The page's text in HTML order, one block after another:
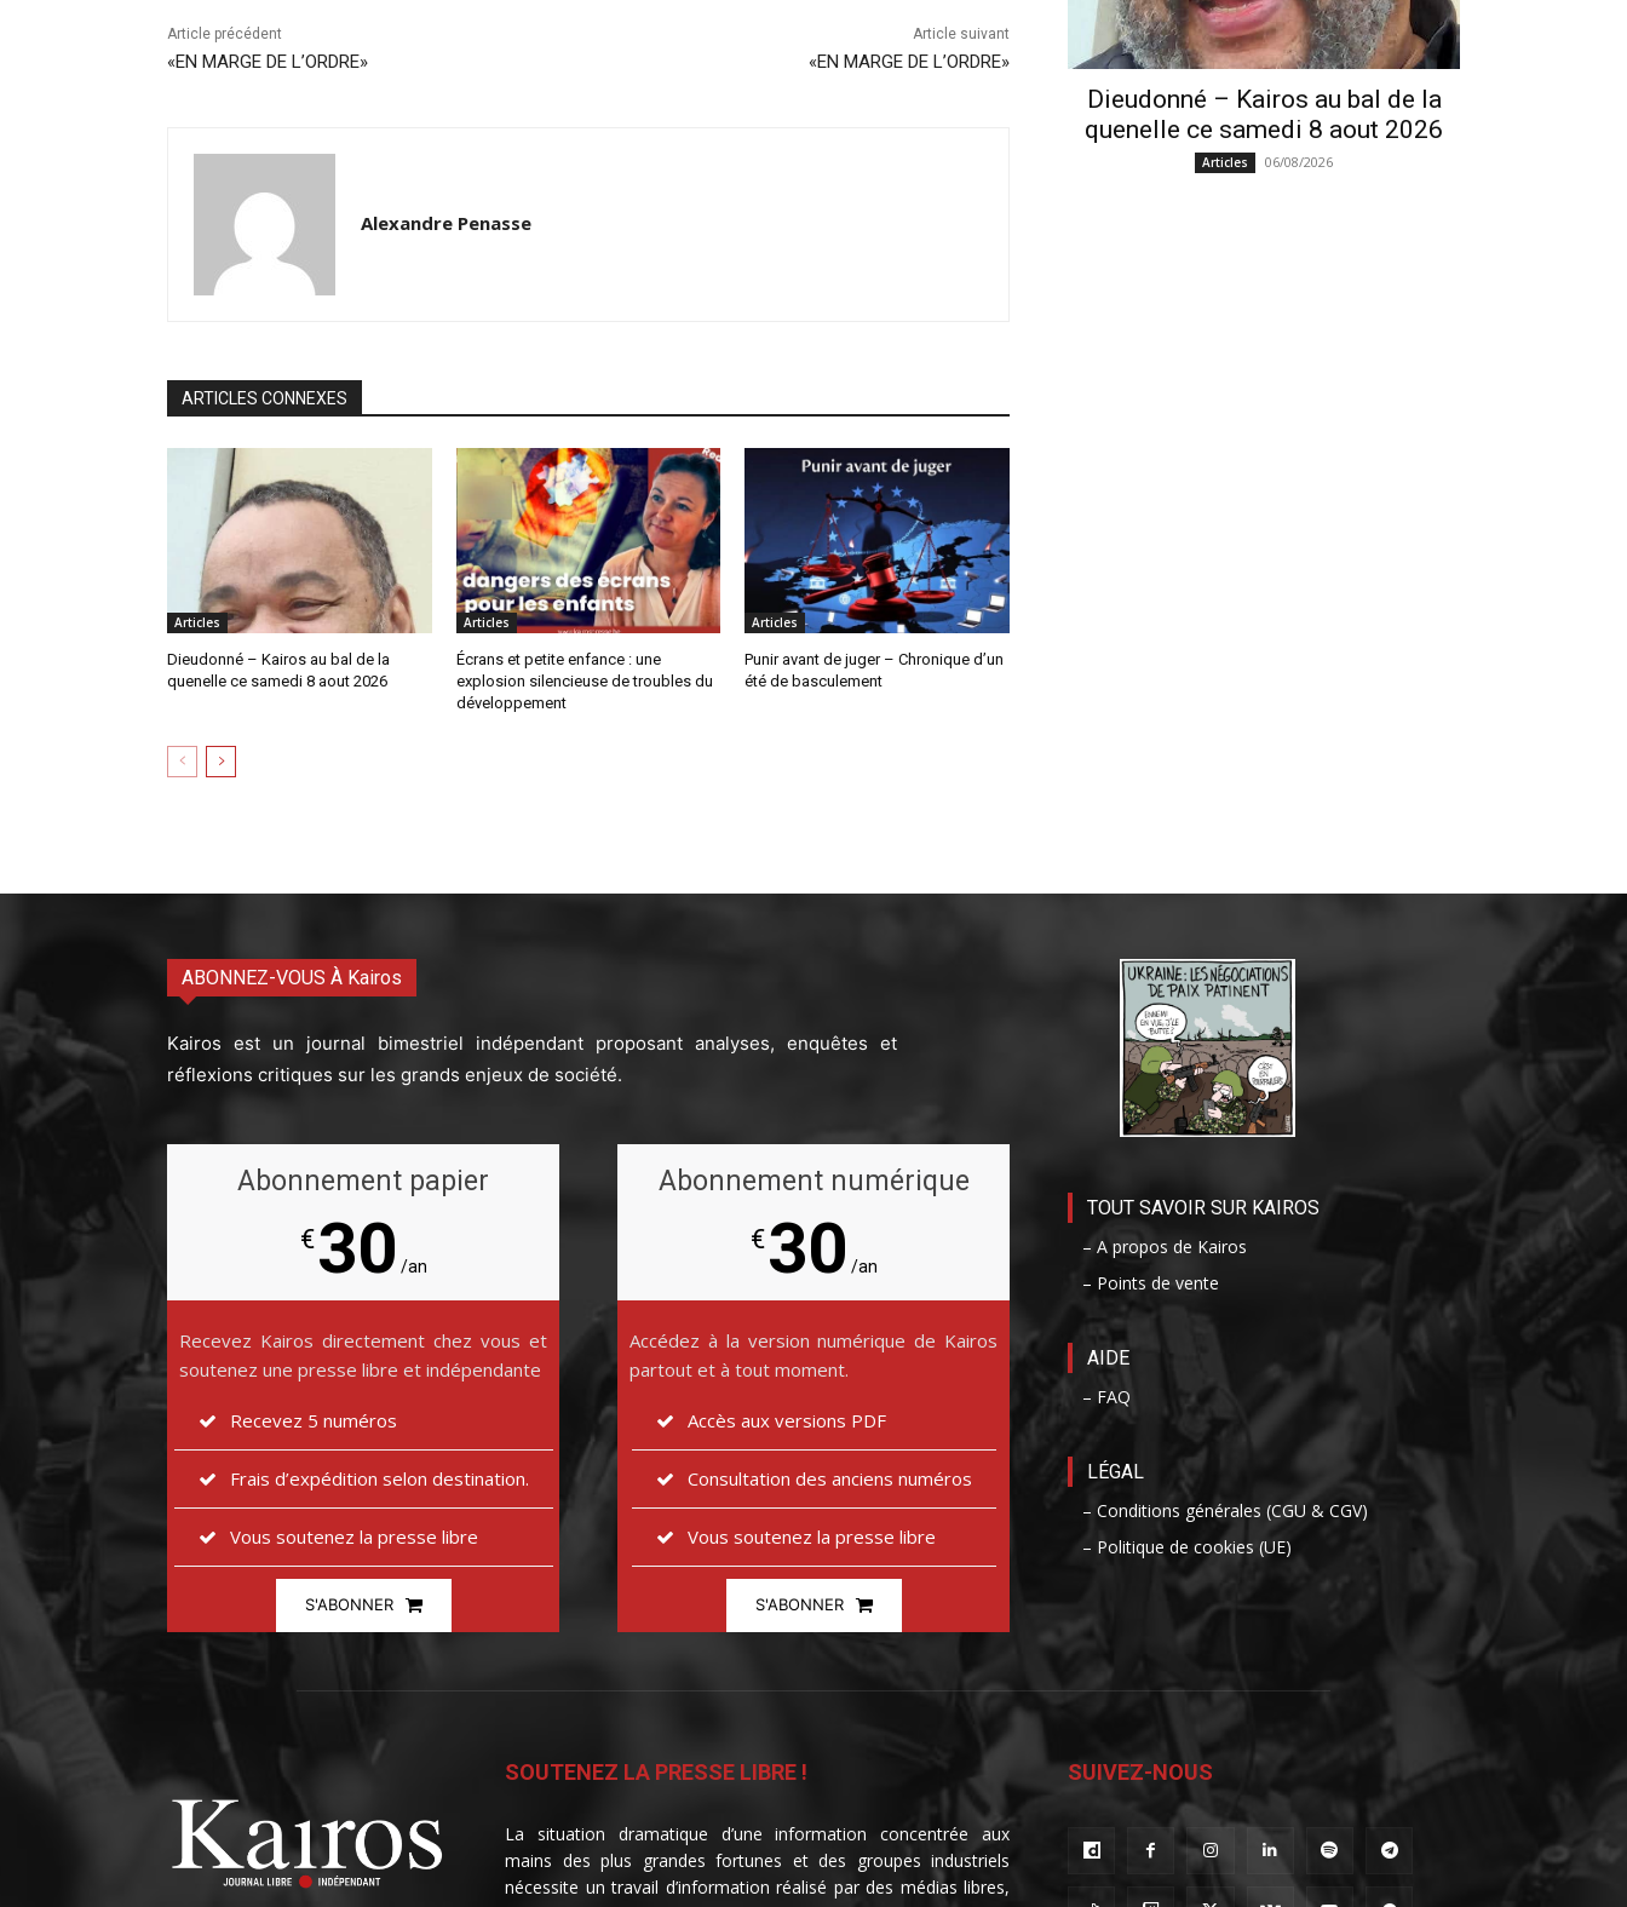
Article précédent
«EN MARGE DE L’ORDRE»
Article suivant
«EN MARGE DE L’ORDRE»
Alexandre Penasse
ARTICLES CONNEXES
Articles
Dieudonné – Kairos au bal de la
quenelle ce samedi 8 aout 2026
Articles
Écrans et petite enfance : une
explosion silencieuse de troubles du
développement
Articles
Punir avant de juger – Chronique d’un
été de basculement
Dieudonné – Kairos au bal de la
quenelle ce samedi 8 aout 2026
Articles 06/08/2026
ABONNEZ-VOUS À Kairos
Kairos est un journal bimestriel indépendant proposant analyses, enquêtes et
réflexions critiques sur les grands enjeux de société.
Abonnement papier
€30 /an
Recevez Kairos directement chez vous et
soutenez une presse libre et indépendante
Recevez 5 numéros
Frais d’expédition selon destination.
Vous soutenez la presse libre
S'ABONNER
Abonnement numérique
€30 /an
Accédez à la version numérique de Kairos
partout et à tout moment.
Accès aux versions PDF
Consultation des anciens numéros
Vous soutenez la presse libre
S'ABONNER
TOUT SAVOIR SUR KAIROS
– A propos de Kairos
– Points de vente
AIDE
– FAQ
LÉGAL
– Conditions générales (CGU & CGV)
– Politique de cookies (UE)
SOUTENEZ LA PRESSE LIBRE !
La situation dramatique d’une information concentrée aux
mains des plus grandes fortunes et des groupes industriels
nécessite un travail d’information réalisé par des médias libres,
SUIVEZ-NOUS